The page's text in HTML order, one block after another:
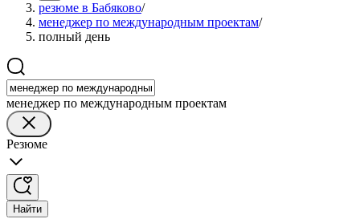
резюме в Бабяково/
менеджер по международным проектам/
полный день
менеджер по международным проектам
Резюме
Найти